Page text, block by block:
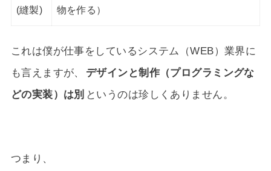
(縫製)
物を作る）
これは僕が仕事をしているシステム（WEB）業界に
も言えますが、
デザインと制作（プログラミングな
どの実装）は別 というのは珍しくありません。
つまり、